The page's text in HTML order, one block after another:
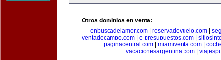
Otros dominios en venta:
enbuscadelamor.com
reservadevuelo.com
ventadecampo.com
e-presupuestos.com
paginacentral.com| miamiventa.com|
vacacionesargentina.com